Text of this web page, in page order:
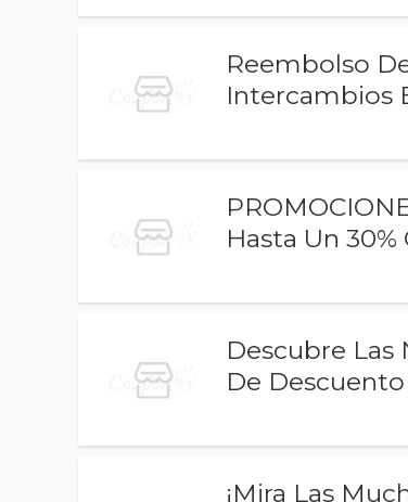
Reembolso
Intercambios
Hasta Un
Descubre Las
De Descuento
¡Mira Las